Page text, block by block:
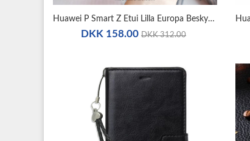
Huawei P Smart Z Etui Lilla Europa Beskyttelse Spejl Cover
DKK 158.00 DKK 312.00